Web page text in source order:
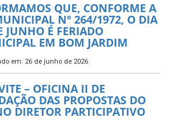
QUE, CONFORME A
Nº 264/1972, O DIA
JUNHO É FERIADO
EM BOM JARDIM
em: 26 de junho de 2026
– OFICINA II DE
DAS PROPOSTAS DO
DIRETOR PARTICIPATIVO